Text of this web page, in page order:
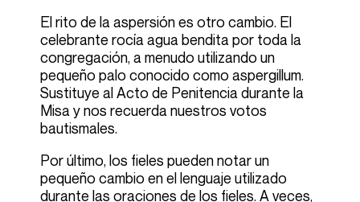
El rito de la aspersión es otro cambio. El
celebrante rocía agua bendita por toda la
congregación, a menudo utilizando un
pequeño palo conocido como aspergillum.
Sustituye al Acto de Penitencia durante la
Misa y nos recuerda nuestros votos
bautismales.
Por último, los fieles pueden notar un
pequeño cambio en el lenguaje utilizado
durante las oraciones de los fieles. A veces,